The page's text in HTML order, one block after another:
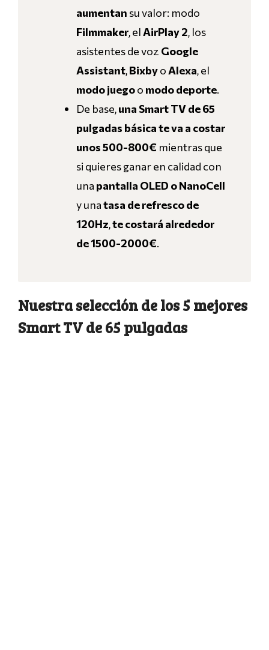
aumentan su valor: modo
Filmmaker, elAirPlay 2, los
asistentes de voz Google
Assistant,BixbyoAlexa, el
modo juegoo modo deporte.
De base,una Smart TV de 65
pulgadas básica te va a costar
unos 500-800€ mientras que
si quieres ganar en calidad con
una pantalla OLED o NanoCell
y unatasa de refresco de
120Hz,te costará alrededor
de 1500-2000€.
Nuestra selección de los 5 mejores
Smart TV de 65 pulgadas